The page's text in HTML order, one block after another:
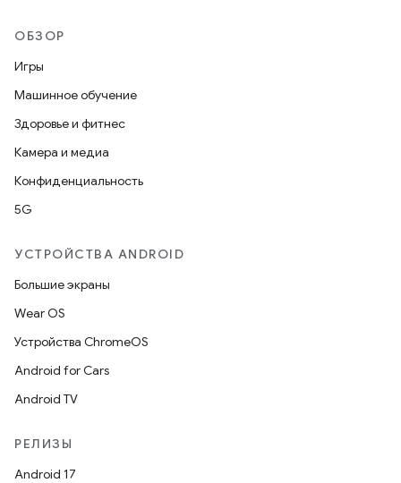
ОБЗОР
Игры
Машинное обучение
Здоровье и фитнес
Камера и медиа
Конфиденциальность
5G
УСТРОЙСТВА ANDROID
Большие экраны
Wear OS
Устройства ChromeOS
Android for Cars
Android TV
РЕЛИЗЫ
Android 17